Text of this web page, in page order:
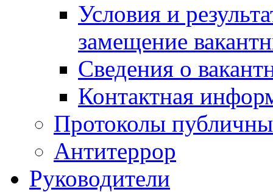
Условия и
замещение
Сведения о
Контактная
Протоколы
Антитеррор
Руководители